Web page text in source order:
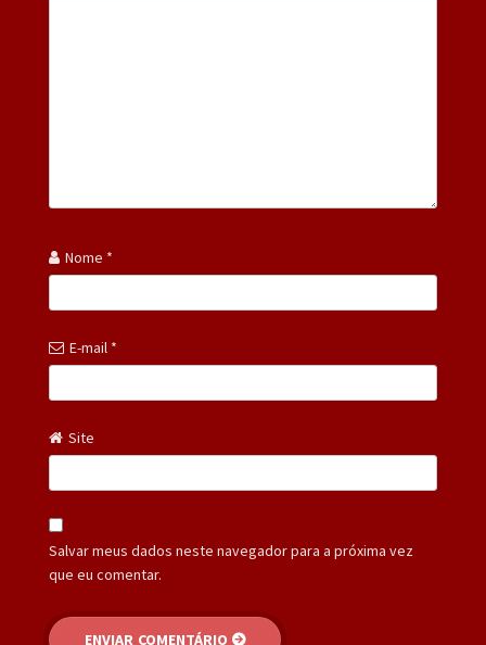
Nome *
E-mail *
Site
Salvar meus dados neste navegador para a próxima vez
que eu comentar.